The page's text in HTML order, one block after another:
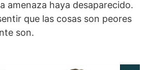
amenaza haya desaparecido.
que las cosas son peores
son.